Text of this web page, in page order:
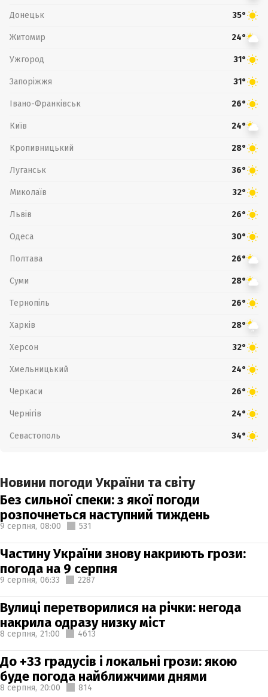
Донецьк 35°
Житомир 24°
Ужгород 31°
Запоріжжя 31°
Івано-Франківськ 26°
Київ 24°
Кропивницький 28°
Луганськ 36°
Миколаїв 32°
Львів 26°
Одеса 30°
Полтава 26°
Суми 28°
Тернопіль 26°
Харків 28°
Херсон 32°
Хмельницький 24°
Черкаси 26°
Чернігів 24°
Севастополь 34°
Новини погоди України та світу
Без сильної спеки: з якої погоди
розпочнеться наступний тиждень
9 серпня, 08:00 531
Частину України знову накриють грози:
погода на 9 серпня
9 серпня, 06:33 2287
Вулиці перетворилися на річки: негода
накрила одразу низку міст
8 серпня, 21:00 4613
До +33 градусів і локальні грози: якою
буде погода найближчими днями
8 серпня, 20:00 814